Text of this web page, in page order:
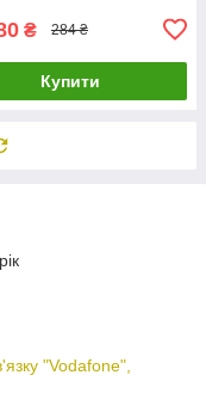
₴ 284 ₴
Купити
"Vodafone",